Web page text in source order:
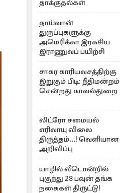
தாக்குதல்கள்
தாய்வான்
துருப்புகளுக்கு
அமெரிக்கா இரகசிய
இராணுவப் பயிற்சி
சாகர காரியவசத்திற்கு
இறுகும் பிடி: நீதிமன்றம்
சென்றது காவல்துறை
லிட்ரோ சமையல்
எரிவாயு விலை
திருத்தம்...! வெளியான
அறிவிப்பு
யாழில் வீடொன்றில்
புகுந்து 28 பவுன் தங்க
நகைகள் திருட்டு!